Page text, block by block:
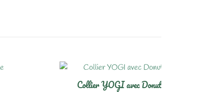
Collier YOGI avec Donut ovale en Cristal